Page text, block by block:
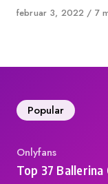
Published
februar 3, 2022 7
Popular
Category
Onlyfans
Top 37 Ballerina